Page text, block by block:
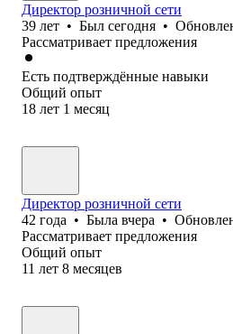
Директор розничной сети
39 лет • Был сегодня •
Рассматривает предложения
Есть подтверждённые навыки
Общий опыт
18 лет 1 месяц
Директор розничной сети
42 года • Была вчера •
Рассматривает предложения
Общий опыт
11 лет 8 месяцев